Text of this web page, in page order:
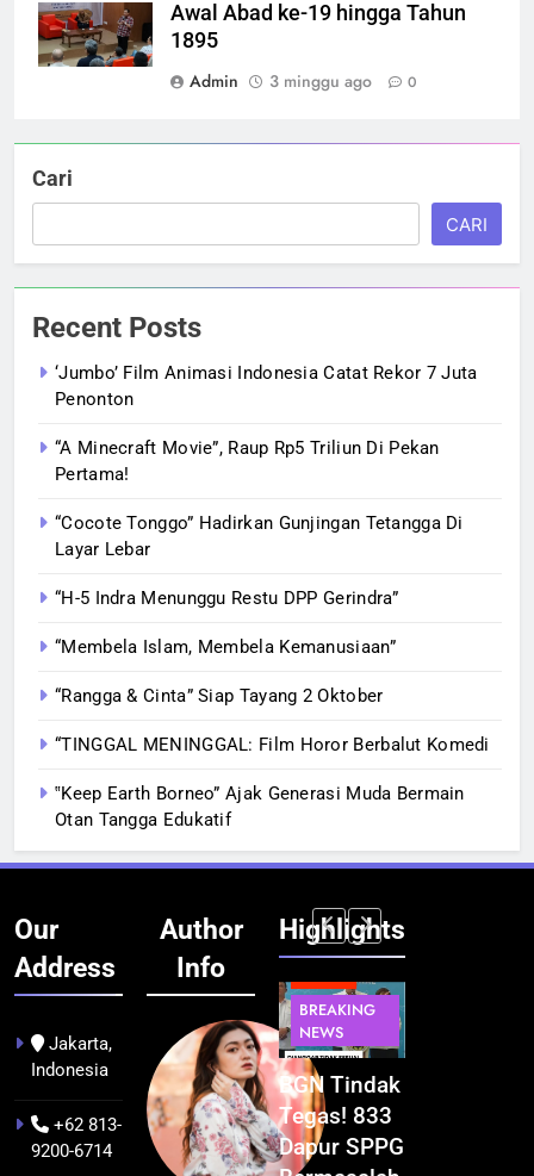
Awal Abad ke-19 hingga Tahun
1895
Admin
3 minggu ago 0
Cari
CARI
Recent Posts
‘Jumbo’ Film Animasi Indonesia Catat Rekor 7 Juta
Penonton
“A Minecraft Movie”, Raup Rp5 Triliun Di Pekan
Pertama!
“Cocote Tonggo” Hadirkan Gunjingan Tetangga Di
Layar Lebar
“H-5 Indra Menunggu Restu DPP Gerindra”
“Membela Islam, Membela Kemanusiaan”
“Rangga & Cinta” Siap Tayang 2 Oktober
“TINGGAL MENINGGAL: Film Horor Berbalut Komedi
‟Keep Earth Borneo” Ajak Generasi Muda Bermain
Otan Tangga Edukatif
Our
Address
Jakarta,
Indonesia
+62 813-
9200-6714
Author
Info
Highlights
BERITA
BUDAYA
dalam Peta
Kolonial
BERITA
NEWS
Festival
Budaya
Khatulistiwa
BREAKING
NEWS
BGN Tindak
Tegas! 833
Dapur SPPG